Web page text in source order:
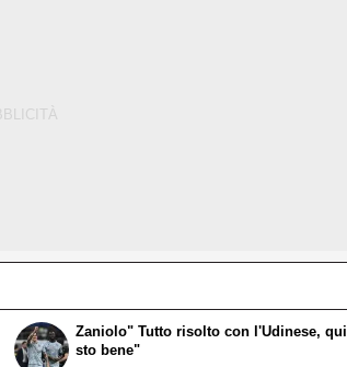
Zaniolo" Tutto risolto con l'Udinese, qui
sto bene"